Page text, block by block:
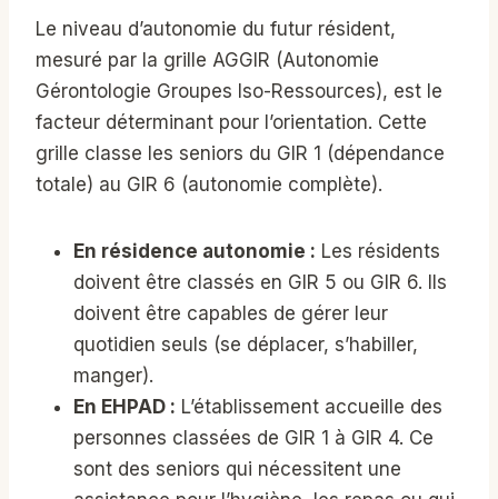
Le niveau d’autonomie du futur résident,
mesuré par la grille AGGIR (Autonomie
Gérontologie Groupes Iso-Ressources), est le
facteur déterminant pour l’orientation. Cette
grille classe les seniors du GIR 1 (dépendance
totale) au GIR 6 (autonomie complète).
En résidence autonomie : Les résidents
doivent être classés en GIR 5 ou GIR 6. Ils
doivent être capables de gérer leur
quotidien seuls (se déplacer, s’habiller,
manger).
En EHPAD : L’établissement accueille des
personnes classées de GIR 1 à GIR 4. Ce
sont des seniors qui nécessitent une